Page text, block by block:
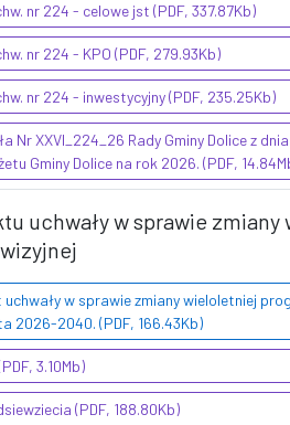
nr 224 - celowe jst (PDF, 337.87Kb)
nr 224 - KPO (PDF, 279.93Kb)
nr 224 - inwestycyjny (PDF, 235.25Kb)
Nr XXVI_224_26 Rady Gminy Dolice z
Gminy Dolice na rok 2026. (PDF,
uchwały w sprawie
w sprawie zmiany wieloletniej
2026-2040. (PDF, 166.43Kb)
3.10Mb)
(PDF, 188.80Kb)